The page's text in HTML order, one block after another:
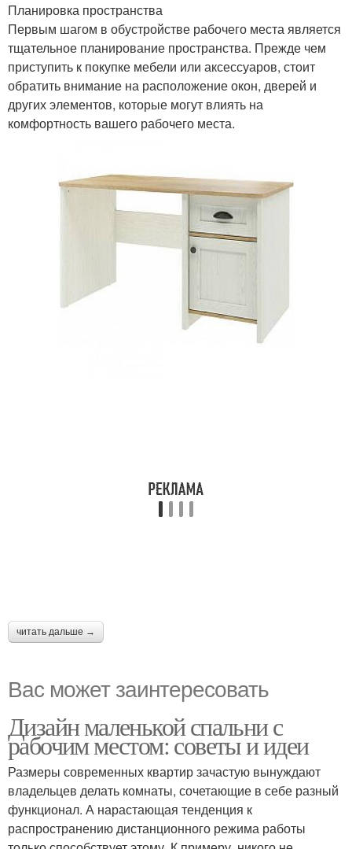
Планировка пространства
Первым шагом в обустройстве рабочего места является
тщательное планирование пространства. Прежде чем
приступить к покупке мебели или аксессуаров, стоит
обратить внимание на расположение окон, дверей и
других элементов, которые могут влиять на
комфортность вашего рабочего места.
читать дальше →
Вас может заинтересовать
Дизайн маленькой спальни с
рабочим местом: советы и идеи
Размеры современных квартир зачастую вынуждают
владельцев делать комнаты, сочетающие в себе разный
функционал. А нарастающая тенденция к
распространению дистанционного режима работы